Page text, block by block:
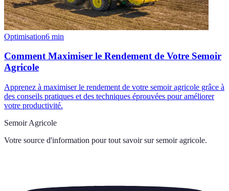
Optimisation6 min
Comment Maximiser le Rendement de Votre Semoir
Agricole
Apprenez à maximiser le rendement de votre semoir agricole grâce à
des conseils pratiques et des techniques éprouvées pour améliorer
votre productivité.
Semoir Agricole
Votre source d'information pour tout savoir sur semoir agricole.